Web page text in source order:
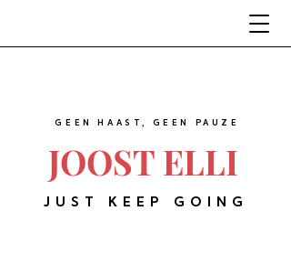
JOOST ELLI
GEEN HAAST, GEEN PAUZE
JUST KEEP GOING